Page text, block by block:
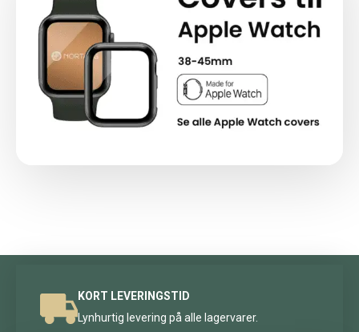
KORT LEVERINGSTID
Lynhurtig levering på alle lagervarer.